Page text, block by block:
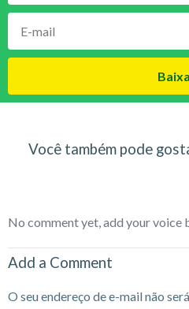
Você também pode
No comment yet, add your voice
Add a Comment
O seu endereço de e-mail não